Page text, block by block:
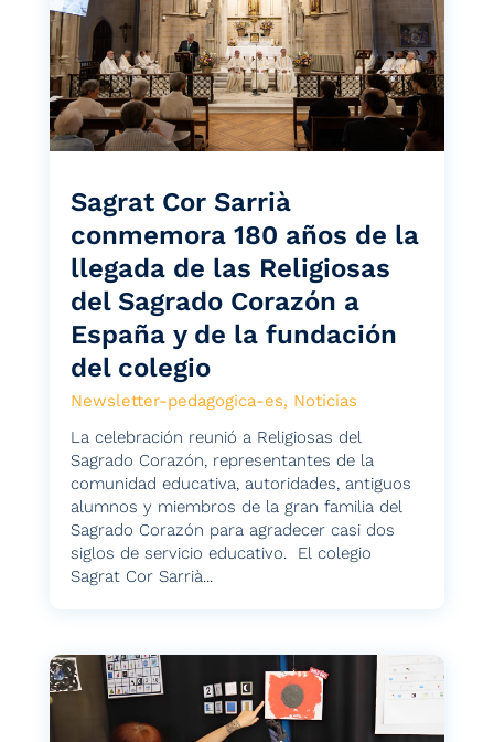
Sagrat Cor Sarrià
conmemora 180 años de la
llegada de las Religiosas
del Sagrado Corazón a
España y de la fundación
del colegio
Newsletter-pedagogica-es, Noticias
La celebración reunió a Religiosas del
Sagrado Corazón, representantes de la
comunidad educativa, autoridades, antiguos
alumnos y miembros de la gran familia del
Sagrado Corazón para agradecer casi dos
siglos de servicio educativo. El colegio
Sagrat Cor Sarrià...